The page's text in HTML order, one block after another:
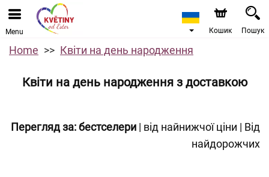
Menu Кошик Пошук
Home Квіти на день народження
Квіти на день народження з доставкою
Перегляд за:бестселери | від найнижчої ціни | Від
найдорожчих